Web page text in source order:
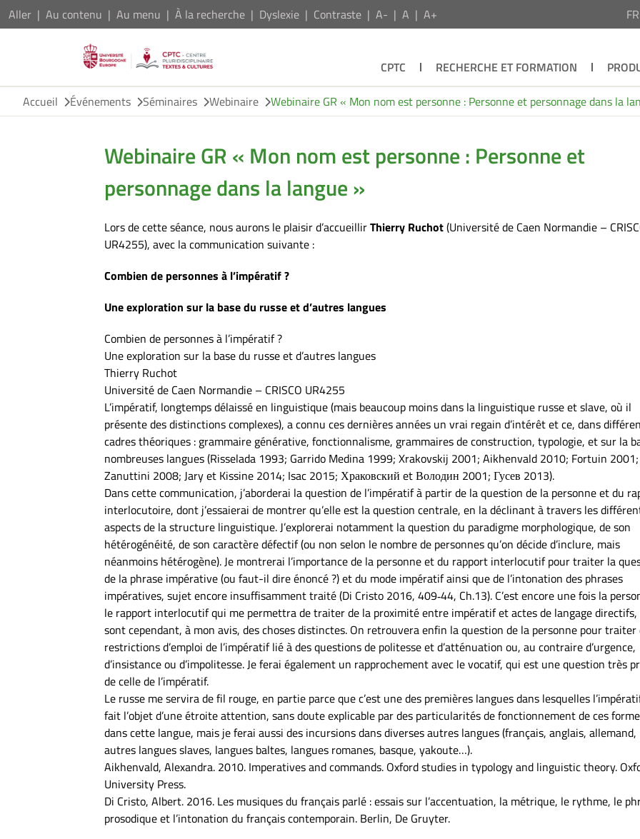
Aller Au contenu Au menu À la recherche Dyslexie Contraste A- A A+ FR
CPTC RECHERCHE ET FORMATION
Accueil
Événements Séminaires Webinaire Webinaire GR « Mon nom est personne : Personne et personnage dans la
Webinaire GR « Mon nom est personne : Personne et
personnage dans la langue »
Lors de cette séance, nous aurons le plaisir d’accueillirThierry Ruchot(Université de Caen Normandie –
UR4255), avec la communication suivante :
Combien de personnes à l’impératif ?
Une exploration sur la base du russe et d’autres langues
Combien de personnes à l’impératif ?
Une exploration sur la base du russe et d’autres langues
Thierry Ruchot
Université de Caen Normandie – CRISCO UR4255
L’impératif, longtemps délaissé en linguistique (mais beaucoup moins dans la linguistique russe et slave, où il
présente des distinctions complexes), a connu ces dernières années un vrai regain d’intérêt et ce, dans
cadres théoriques : grammaire générative, fonctionnalisme, grammaires de construction, typologie, et sur la
nombreuses langues (Risselada 1993; Garrido Medina 1999; Xrakovskij 2001; Aikhenvald 2010; Fortuin 2001;
Zanuttini 2008; Jary et Kissine 2014; Isac 2015; Храковский et Володин 2001; Гусев 2013).
Dans cette communication, j’aborderai la question de l’impératif à partir de la question de la personne et du
interlocutoire, dont j’essaierai de montrer qu’elle est la question centrale, en la déclinant à travers les
aspects de la structure linguistique. J’explorerai notamment la question du paradigme morphologique, de son
hétérogénéité, de son caractère défectif (ou non selon le nombre de personnes qu’on décide d’inclure, mais
néanmoins hétérogène). Je montrerai l’importance de la personne et du rapport interlocutif pour traiter la
de la phrase impérative (ou faut-il dire énoncé ?) et du mode impératif ainsi que de l’intonation des phrases
impératives, sujet encore insuffisamment traité (Di Cristo 2016, 409‑44, Ch.13). C’est encore une fois la
le rapport interlocutif qui me permettra de traiter de la proximité entre impératif et actes de langage directifs,
sont cependant, à mon avis, des choses distinctes. On retrouvera enfin la question de la personne pour traiter
restrictions d’emploi de l’impératif lié à des questions de politesse et d’atténuation ou, au contraire d’urgence,
d’insistance ou d’impolitesse. Je ferai également un rapprochement avec le vocatif, qui est une question très
de celle de l’impératif.
Le russe me servira de fil rouge, en partie parce que c’est une des premières langues dans lesquelles
fait l’objet d’une étroite attention, sans doute explicable par des particularités de fonctionnement de ces
dans cette langue, mais je ferai aussi des incursions dans diverses autres langues (français, anglais, allemand,
autres langues slaves, langues baltes, langues romanes, basque, yakoute…).
Aikhenvald, Alexandra. 2010. Imperatives and commands. Oxford studies in typology and linguistic theory.
University Press.
Di Cristo, Albert. 2016. Les musiques du français parlé : essais sur l’accentuation, la métrique, le rythme, le
prosodique et l’intonation du français contemporain. Berlin, De Gruyter.